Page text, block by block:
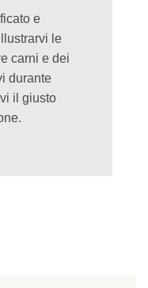
e
le
carni e dei
durante
il giusto